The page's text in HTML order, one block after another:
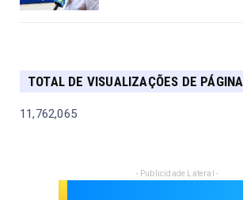
TOTAL DE VISUALIZAÇÕES DE PÁGINA
11,762,065
- Publicidade Lateral -